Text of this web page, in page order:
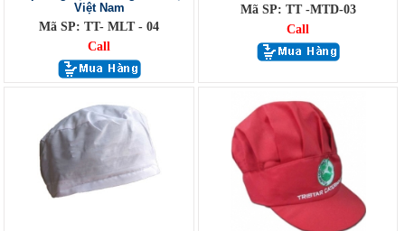
Việt Nam
Mã SP: TT- MLT - 04
Call
Mã SP: TT -MTD-03
Call